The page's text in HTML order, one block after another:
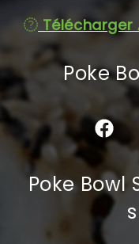
MENTIONS LÉGALES
C.G.V
Télécharger
Poke
Poke Bowl